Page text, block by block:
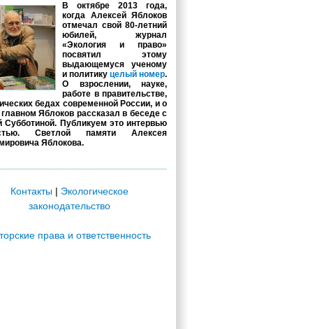
В октябре 2013 года,
когда Алексей Яблоков
отмечал свой 80-летний
юбилей, журнал
«Экология и право»
посвятил этому
выдающемуся ученому
и политику целый номер.
О взрослении, науке,
работе в правительстве,
бедах современной России, и о
Яблоков рассказал в беседе с
Субботиной. Публикуем это интервью
Светлой памяти Алексея
Яблокова.
Контакты| Экологическое
законодательство
права и ответственность